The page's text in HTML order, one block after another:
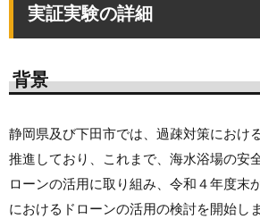
実証実験の詳細
背景
静岡県及び下田市では、過疎対策におけ
推進しており、これまで、海水浴場の安
ローンの活用に取り組み、令和４年度末
におけるドローンの活用の検討を開始し